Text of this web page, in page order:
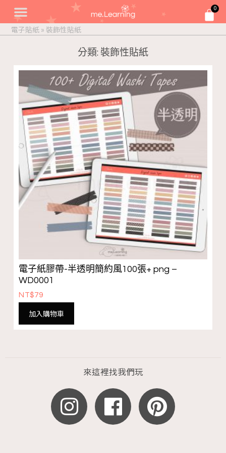
0
電子貼紙 » 裝飾性貼紙
分類: 裝飾性貼紙
電子紙膠帶-半透明簡約風100張+ png –
WD0001
NT$79
加入購物車
來這裡找我們玩